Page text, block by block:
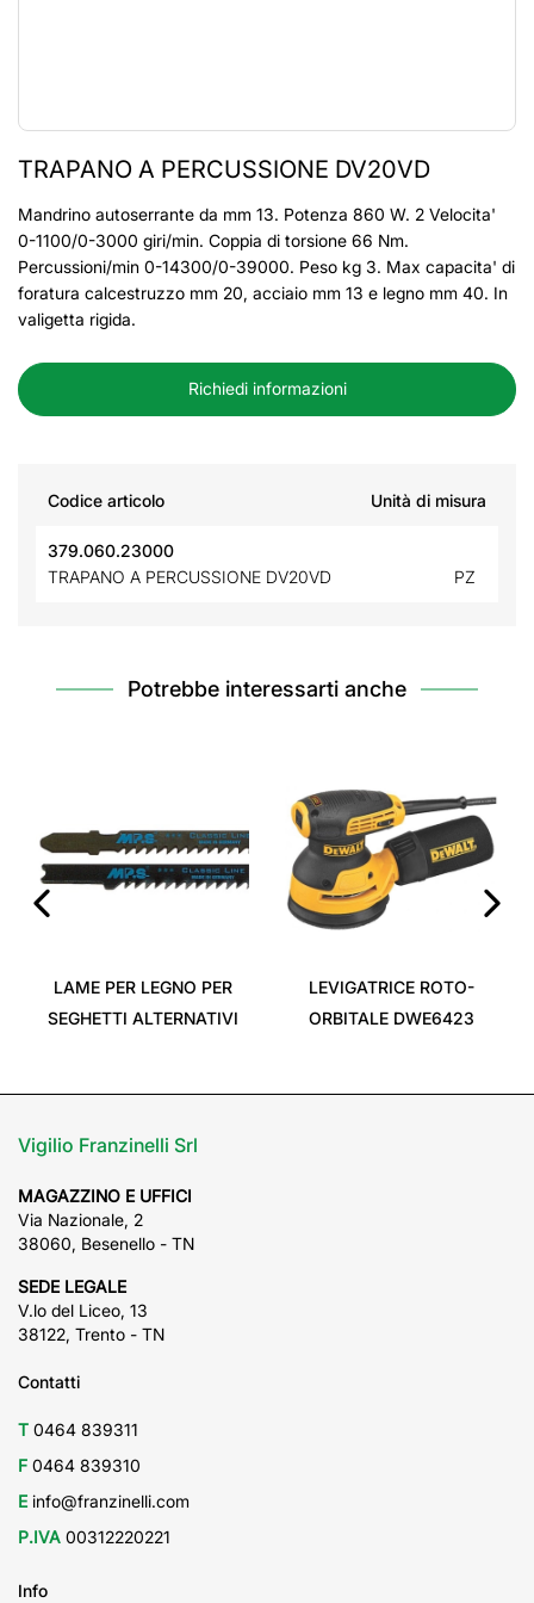
TRAPANO A PERCUSSIONE DV20VD
Mandrino autoserrante da mm 13. Potenza 860 W. 2 Velocita'
0-1100/0-3000 giri/min. Coppia di torsione 66 Nm.
Percussioni/min 0-14300/0-39000. Peso kg 3. Max capacita' di
foratura calcestruzzo mm 20, acciaio mm 13 e legno mm 40. In
valigetta rigida.
Richiedi informazioni
Codice articolo Unità di misura
379.060.23000
TRAPANO A PERCUSSIONE DV20VD
PZ
Potrebbe interessarti anche
LAME PER LEGNO PER
SEGHETTI ALTERNATIVI
LEVIGATRICE ROTO-
ORBITALE DWE6423
Vigilio Franzinelli Srl
MAGAZZINO E UFFICI
Via Nazionale, 2
38060, Besenello - TN
SEDE LEGALE
V.lo del Liceo, 13
38122, Trento - TN
Contatti
T 0464 839311
F 0464 839310
E info@franzinelli.com
P.IVA 00312220221
Info